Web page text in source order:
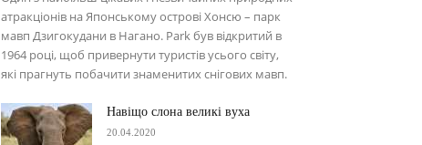
атракціонів на Японському острові Хонсю – парк
мавп Дзигокудани в Нагано. Park був відкритий в
1964 році, щоб привернути туристів усього світу,
які прагнуть побачити знаменитих снігових мавп.
Навіщо слона великі вуха
20.04.2020